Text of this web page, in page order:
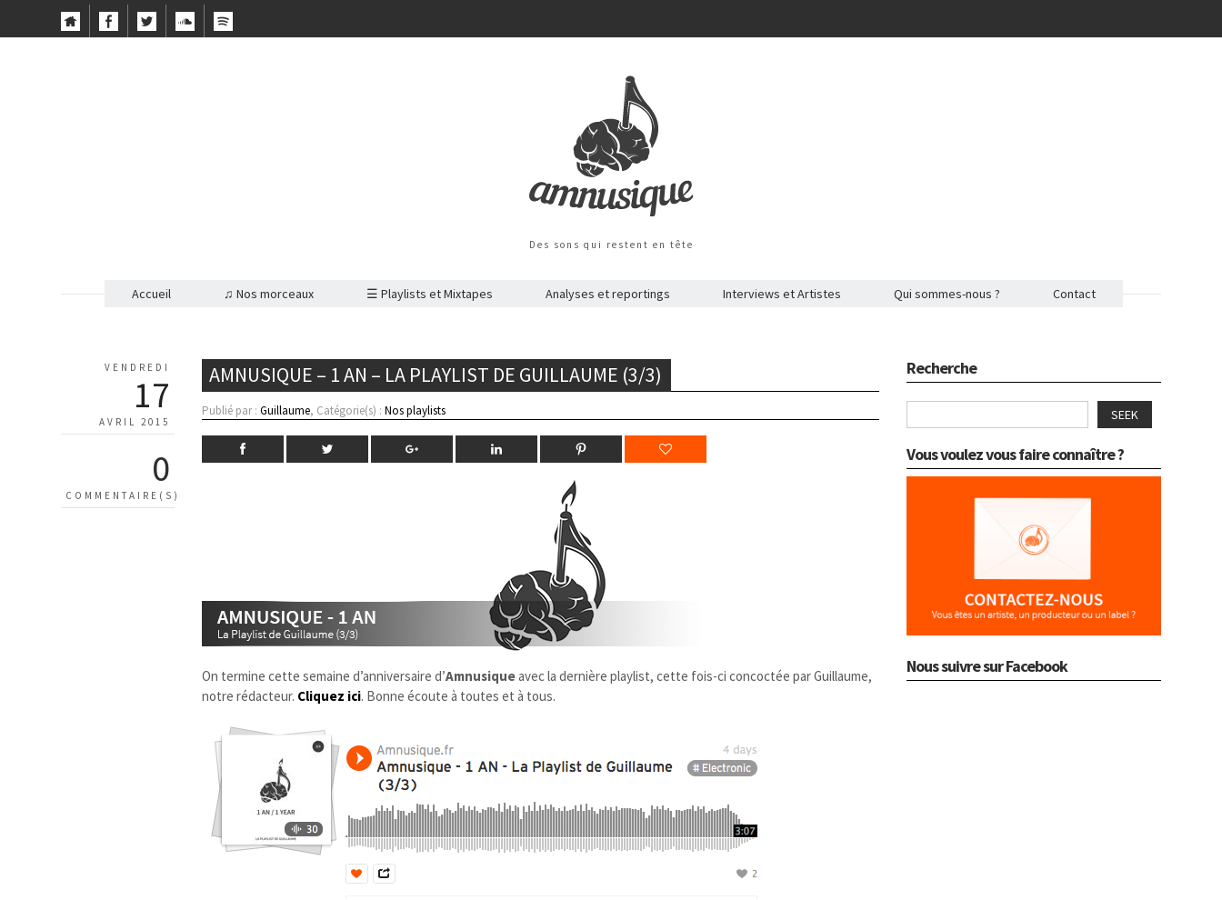
Des sons qui restent en tête
Accueil ♫ Nos morceaux ☰ Playlists et Mixtapes Analyses et reportings Interviews et Artistes Qui sommes-nous ? Contact
VENDREDI
17
AVRIL 2015
0
COMMENTAIRE(S)
AMNUSIQUE – 1 AN – LA PLAYLIST DE GUILLAUME (3/3)
Publié par :Guillaume, Catégorie(s) :Nos playlists
On termine cette semaine d’anniversaire d’Amnusiqueavec la dernière playlist, cette fois-ci concoctée par Guillaume,
notre rédacteur. Cliquez ici. Bonne écoute à toutes et à tous.
Recherche
SEEK
Vous voulez vous faire connaître ?
Nous suivre sur Facebook